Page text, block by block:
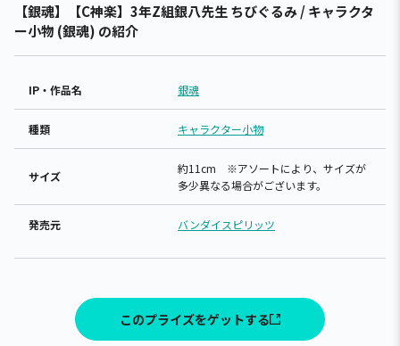
【銀魂】【C神楽】3年Z組銀八先生 ちびぐるみ / キャラクタ
ー小物 (銀魂) の紹介
IP・作品名 銀魂
種類 キャラクター小物
サイズ
約11cm ※アソートにより、サイズが
多少異なる場合がございます。
発売元 バンダイスピリッツ
このプライズをゲットする